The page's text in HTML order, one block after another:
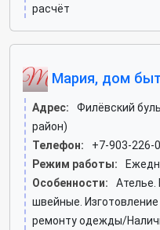
расчёт
Мария, дом
Адрес:
Филёвский
район)
Телефон:
+7-903-226-
Режим работы:
Особенности:
Ателье.
швейные.
ремонту одежды/